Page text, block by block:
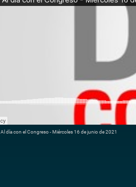
Al día con el Congreso - Miércoles 16 de junio de 2021